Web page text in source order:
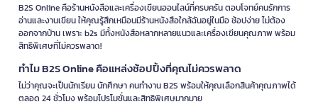
B2S Online คือร้านหนังสือและเครื่องเขียนออนไลน์ที่ครบครัน ตอบโจทย์คนรักการ
อ่านและงานเขียน ให้คุณรู้สึกเหมือนมีร้านหนังสือใกล้ฉันอยู่ในมือ ช้อปง่าย ไม่ต้อง
ออกจากบ้าน เพราะ b2s มีทั้งหนังสือหลากหลายแนวและเครื่องเขียนคุณภาพ พร้อม
สิทธิพิเศษที่ไม่ควรพลาด!
ทำไม B2S Online คือแหล่งช้อปปิ้งที่คุณไม่ควรพลาด
ไม่ว่าคุณจะเป็นนักเรียน นักศึกษา คนทำงาน B2S พร้อมให้คุณเลือกสินค้าคุณภาพได้
ตลอด 24 ชั่วโมง พร้อมโปรโมชั่นและสิทธิพิเศษมากมาย